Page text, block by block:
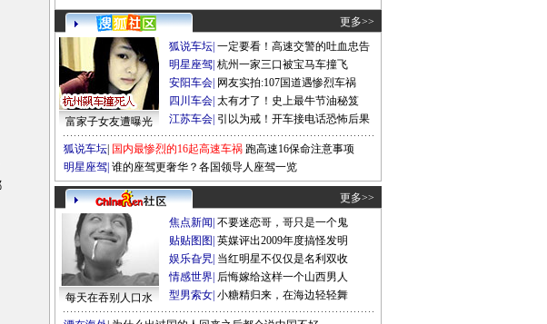
更多>>
富家子女友遭曝光
狐说车坛 一定要看！高速交警的吐血忠告
明星座驾 杭州一家三口被宝马车撞飞
安阳车会 网友实拍:107国道遇惨烈车祸
四川车会 太有才了！史上最牛节油秘笈
江苏车会 引以为戒！开车接电话恐怖后果
狐说车坛 国内最惨烈的16起高速车祸 跑高速16保命注意事项
明星座驾 谁的座驾更奢华？各国领导人座驾一览
更多>>
每天在吞别人口水
焦点新闻 不要迷恋哥，哥只是一个鬼
贴贴图图 英媒评出2009年度搞怪发明
娱乐旮旯 当红明星不仅仅是名利双收
情感世界 后悔嫁给这样一个山西男人
型男索女 小糖精归来，在海边轻轻舞